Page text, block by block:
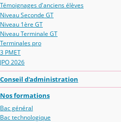
Témoignages d'anciens élèves
Niveau Seconde GT
Niveau 1ère GT
Niveau Terminale GT
Terminales pro
3 PMET
JPO 2026
Conseil d'administration
Nos formations
Bac général
Bac technologique